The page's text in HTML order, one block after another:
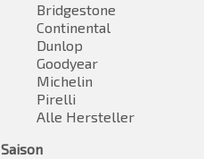
Bridgestone
Continental
Dunlop
Goodyear
Michelin
Pirelli
Alle Hersteller
Saison